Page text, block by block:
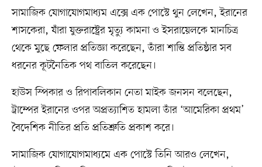
সামাজিক যোগাযোগমাধ্যম এক্সে এক পোস্টে থুন লেখেন, ইরানের
শাসকেরা, যাঁরা যুক্তরাষ্ট্রের মৃত্যু কামনা ও ইসরায়েলকে মানচিত্র
থেকে মুছে ফেলার প্রতিজ্ঞা করেছেন, তাঁরা শান্তি প্রতিষ্ঠার সব
ধরনের কূটনৈতিক পথ বাতিল করেছেন।
হাউস স্পিকার ও রিপাবলিকান নেতা মাইক জনসন বলেছেন,
ট্রাম্পের ইরানের ওপর অপ্রত্যাশিত হামলা তাঁর ‘আমেরিকা প্রথম’
বৈদেশিক নীতির প্রতি প্রতিশ্রুতি প্রকাশ করে।
সামাজিক যোগাযোগমাধ্যমে এক পোস্টে তিনি আরও লেখেন,